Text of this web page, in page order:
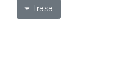
Trasa